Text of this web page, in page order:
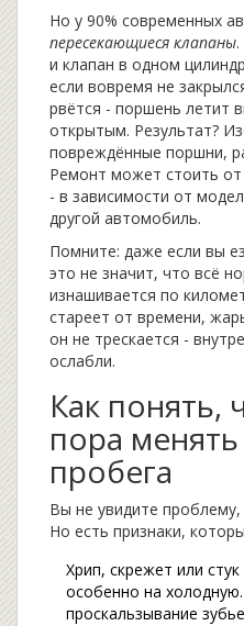
Но у 90% современных
пересекающиеся клапаны
и клапан в одном
если вовремя не
рвётся - поршень летит
открытым. Результат?
повреждённые поршни,
Ремонт может стоить от
- в зависимости от
другой автомобиль.
Помните: даже если вы
это не значит, что всё
изнашивается по
стареет от времени,
он не трескается -
ослабли.
Как понять,
пора
пробега
Вы не увидите
Но есть признаки,
Хрип, скрежет или
особенно на
проскальзывание